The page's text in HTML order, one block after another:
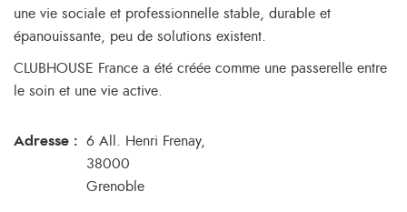
une vie sociale et professionnelle stable, durable et
épanouissante, peu de solutions existent.
CLUBHOUSE France a été créée comme une passerelle entre
le soin et une vie active.
Adresse :
6 All. Henri Frenay,
38000
Grenoble